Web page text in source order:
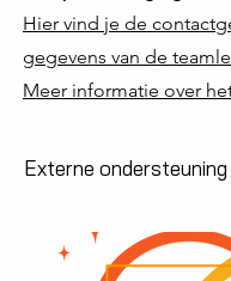
Hier vind je de
gegevens van de
Meer informatie over
Externe ondersteuning